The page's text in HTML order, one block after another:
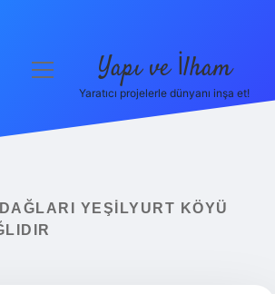
menüyü
Yapı ve İlham
Yaratıcı projelerle dünyanı inşa et!
YEŞILYURT KÖYÜ